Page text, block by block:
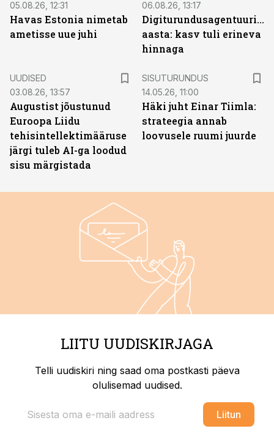
05.08.26, 12:31
Havas Estonia nimetab
ametisse uue juhi
06.08.26, 13:17
Digiturundusagentuuride
aasta: kasv tuli erineva
hinnaga
UUDISED
03.08.26, 13:57
Augustist jõustunud
Euroopa Liidu
tehisintellektimääruse
järgi tuleb AI-ga loodud
sisu märgistada
SISUTURUNDUS
14.05.26, 11:00
Häki juht Einar Tiimla:
strateegia annab
loovusele ruumi juurde
LIITU UUDISKIRJAGA
Telli uudiskiri ning saad oma postkasti päeva
olulisemad uudised.
Liitun